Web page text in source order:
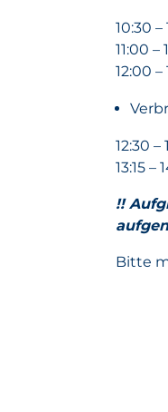
10:30
11:00
12:00
12:30
13:15
!!
Bitte